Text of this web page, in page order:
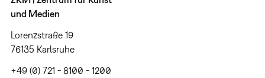
und Medien
Lorenzstraße 19
76135 Karlsruhe
+49 (0) 721 - 8100 - 1200